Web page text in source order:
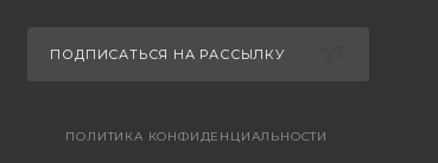
ПОДПИСАТЬСЯ НА РАССЫЛКУ
ПОЛИТИКА КОНФИДЕНЦИАЛЬНОСТИ